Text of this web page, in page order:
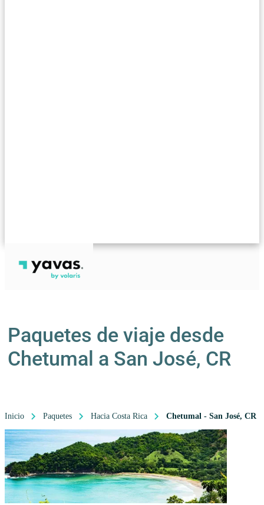
Paquetes de viaje desde
Chetumal a San José, CR
Inicio Paquetes Hacia Costa Rica Chetumal - San José, CR